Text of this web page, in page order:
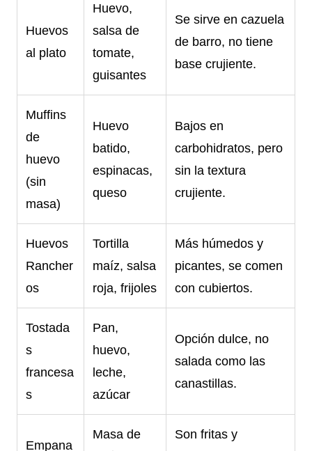
Huevos
al plato
Huevo,
salsa de
tomate,
guisantes
Se sirve en cazuela
de barro, no tiene
base crujiente.
Muffins
de
huevo
(sin
masa)
Huevo
batido,
espinacas,
queso
Bajos en
carbohidratos, pero
sin la textura
crujiente.
Huevos
Rancher
os
Tortilla
maíz, salsa
roja, frijoles
Más húmedos y
picantes, se comen
con cubiertos.
Tostada
s
francesa
s
Pan,
huevo,
leche,
azúcar
Opción dulce, no
salada como las
canastillas.
Empana
Masa de
Son fritas y